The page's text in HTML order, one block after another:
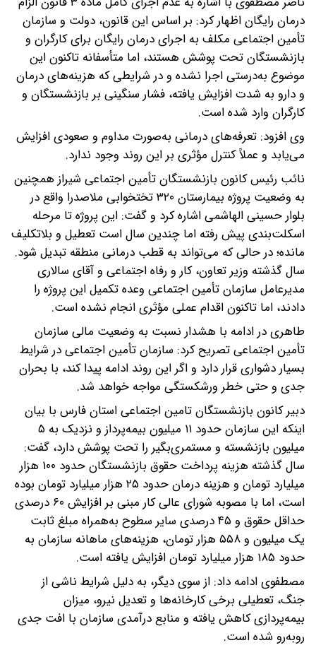
درمان رایگان اظهار کرد: بر اساس این قانون، دولت و سازمان
تأمین اجتماعی مکلف به اجرای درمان رایگان برای کارگران و
بازنشستگان تحت پوشش هستند، اما متأسفانه تاکنون این
موضوع به‌درستی اجرا نشده و در شرایطی که هزینه‌های درمان
و دارو به شدت افزایش یافته، فشار سنگینی بر بازنشستگان و
کارگران وارد شده است.
وی افزود: تعرفه‌های درمانی به‌صورت مداوم و صعودی افزایش
می‌یابد و عملاً کنترل مؤثری بر این روند وجود ندارد.
نائب رئیس کانون بازنشستگان تأمین اجتماعی شیراز همچنین
به وضعیت پروژه بیمارستان ۳۲۰ تختخوابی ملاصدرا واقع در
بلوار حسینی الهاشمی اشاره کرد و گفت: این پروژه تا مرحله
اسکلت‌بندی پیش رفته اما چندین سال است تعطیل و بلاتکلیف
مانده؛ در حالی که می‌تواند به قطب درمانی منطقه تبدیل شود.
سال گذشته وزیر تعاون، کار و رفاه اجتماعی و آقای سالاری
مدیرعامل سازمان تأمین اجتماعی وعده تکمیل این پروژه را
دادند، اما تاکنون اقدام عملی مؤثری انجام نشده است.
طاهری در ادامه با هشدار نسبت به وضعیت مالی سازمان
تأمین اجتماعی تصریح کرد: سازمان تأمین اجتماعی در شرایط
بسیار دشواری قرار دارد و اگر این روند ادامه پیدا کند، با بحران
جدی و حتی خطر ورشکستگی مواجه خواهد شد.
دبیر کانون بازنشستگان تامین اجتماعی استان فارس با بیان
اینکه این سازمان حدود ۱۱ میلیون بیمه‌پرداز و نزدیک به ۵
میلیون بازنشسته و مستمری‌بگیر را تحت پوشش دارد، گفت:
سال گذشته هزینه پرداخت حقوق بازنشستگان حدود ۱۰۰ هزار
میلیارد تومان و هزینه درمان حدود ۲۵ هزار میلیارد تومان بوده
است، اما با مصوبه شورای عالی کار مبنی بر افزایش ۶۰ درصدی
حداقل حقوق و ۴۵ درصدی سایر سطوح به‌همراه مبلغ ثابت
یک میلیون و ۵۵۸ هزار تومان، هزینه‌های ماهانه سازمان به
حدود ۱۸۵ هزار میلیارد تومان افزایش یافته است.
مصطفوی ادامه داد: از سوی دیگر، به دلیل شرایط ناشی از
جنگ، تعطیلی برخی کارخانه‌ها و تعدیل نیرو، میزان
بیمه‌پردازی کاهش یافته و منابع درآمدی سازمان با افت جدی
روبه‌رو شده است.